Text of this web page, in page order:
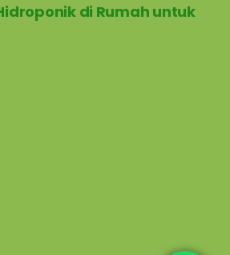
di Rumah untuk